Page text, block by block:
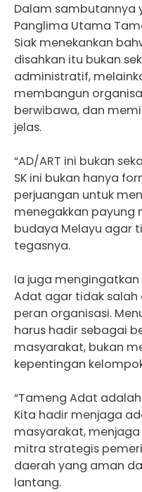
Dalam sambutannya
Panglima Utama
Siak menekankan
disahkan itu bukan
administratif,
membangun
berwibawa, dan
jelas.
“AD/ART ini bukan
SK ini bukan hanya
perjuangan untuk
menegakkan payung
budaya Melayu agar
tegasnya.
Ia juga
Adat agar tidak
peran organisasi.
harus hadir sebagai
masyarakat, bukan
kepentingan
“Tameng Adat
Kita hadir menjaga
masyarakat,
mitra strategis
daerah yang aman
lantang.